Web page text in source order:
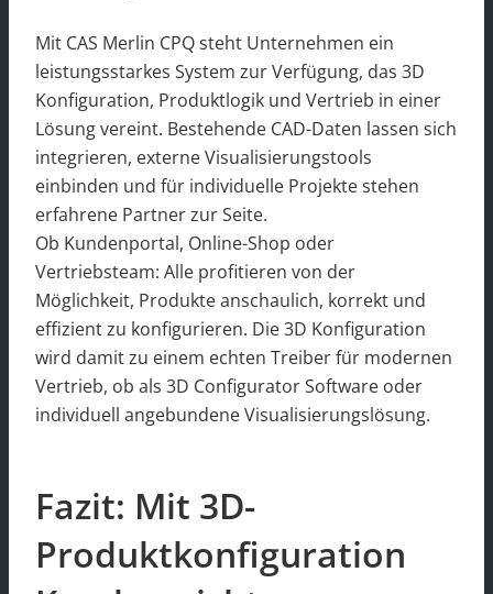
Mit CAS Merlin CPQ steht Unternehmen ein
leistungsstarkes System zur Verfügung, das 3D
Konfiguration, Produktlogik und Vertrieb in einer
Lösung vereint. Bestehende CAD-Daten lassen sich
integrieren, externe Visualisierungstools
einbinden und für individuelle Projekte stehen
erfahrene Partner zur Seite.
Ob Kundenportal, Online-Shop oder
Vertriebsteam: Alle profitieren von der
Möglichkeit, Produkte anschaulich, korrekt und
effizient zu konfigurieren. Die 3D Konfiguration
wird damit zu einem echten Treiber für modernen
Vertrieb, ob als 3D Configurator Software oder
individuell angebundene Visualisierungslösung.
Fazit: Mit 3D-
Produktkonfiguration